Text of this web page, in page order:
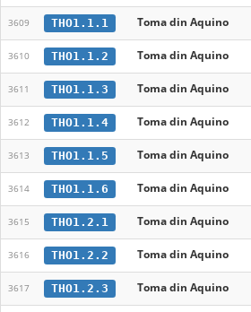
3609 THO1.1.1 Toma din Aquino
3610 THO1.1.2 Toma din Aquino
3611 THO1.1.3 Toma din Aquino
3612 THO1.1.4 Toma din Aquino
3613 THO1.1.5 Toma din Aquino
3614 THO1.1.6 Toma din Aquino
3615 THO1.2.1 Toma din Aquino
3616 THO1.2.2 Toma din Aquino
3617 THO1.2.3 Toma din Aquino